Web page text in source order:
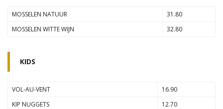
MOSSELEN NATUUR
31.80
MOSSELEN WITTE WIJN
32.80
KIDS
VOL-AU-VENT
16.90
KIP NUGGETS
12.70